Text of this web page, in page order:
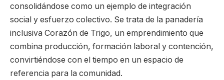
consolidándose como un ejemplo de integración
social y esfuerzo colectivo. Se trata de la panadería
inclusiva Corazón de Trigo, un emprendimiento que
combina producción, formación laboral y contención,
convirtiéndose con el tiempo en un espacio de
referencia para la comunidad.